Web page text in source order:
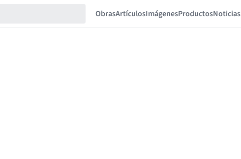
ObrasArtículosImágenesProductosNoticias